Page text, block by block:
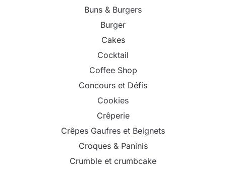
Buns & Burgers
Burger
Cakes
Cocktail
Coffee Shop
Concours et Défis
Cookies
Crêperie
Crêpes Gaufres et Beignets
Croques & Paninis
Crumble et crumbcake